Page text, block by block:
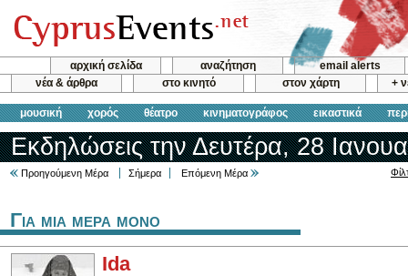
αρχική σελίδα αναζήτηση
email alerts
νέα & άρθρα
στο κινητό στον χάρτη +
μουσική χορός θέατρο κινηματογράφος εικαστικά
Εκδηλώσεις την Δευτέρα, 28
Προηγούμενη Μέρα Σήμερα Επόμενη Μέρα
Για μια μερα μονο
Ida